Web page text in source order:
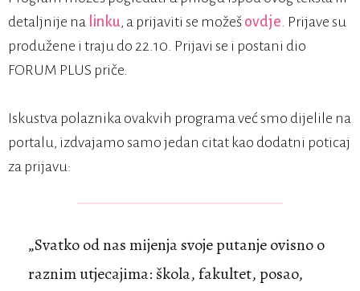
detaljnije na linku, a prijaviti se možeš ovdje. Prijave su
produžene i traju do 22.10. Prijavi se i postani dio
FORUM PLUS priče.
Iskustva polaznika ovakvih programa već smo dijelile na
portalu, izdvajamo samo jedan citat kao dodatni poticaj
za prijavu:
„Svatko od nas mijenja svoje putanje ovisno o
raznim utjecajima: škola, fakultet, posao,